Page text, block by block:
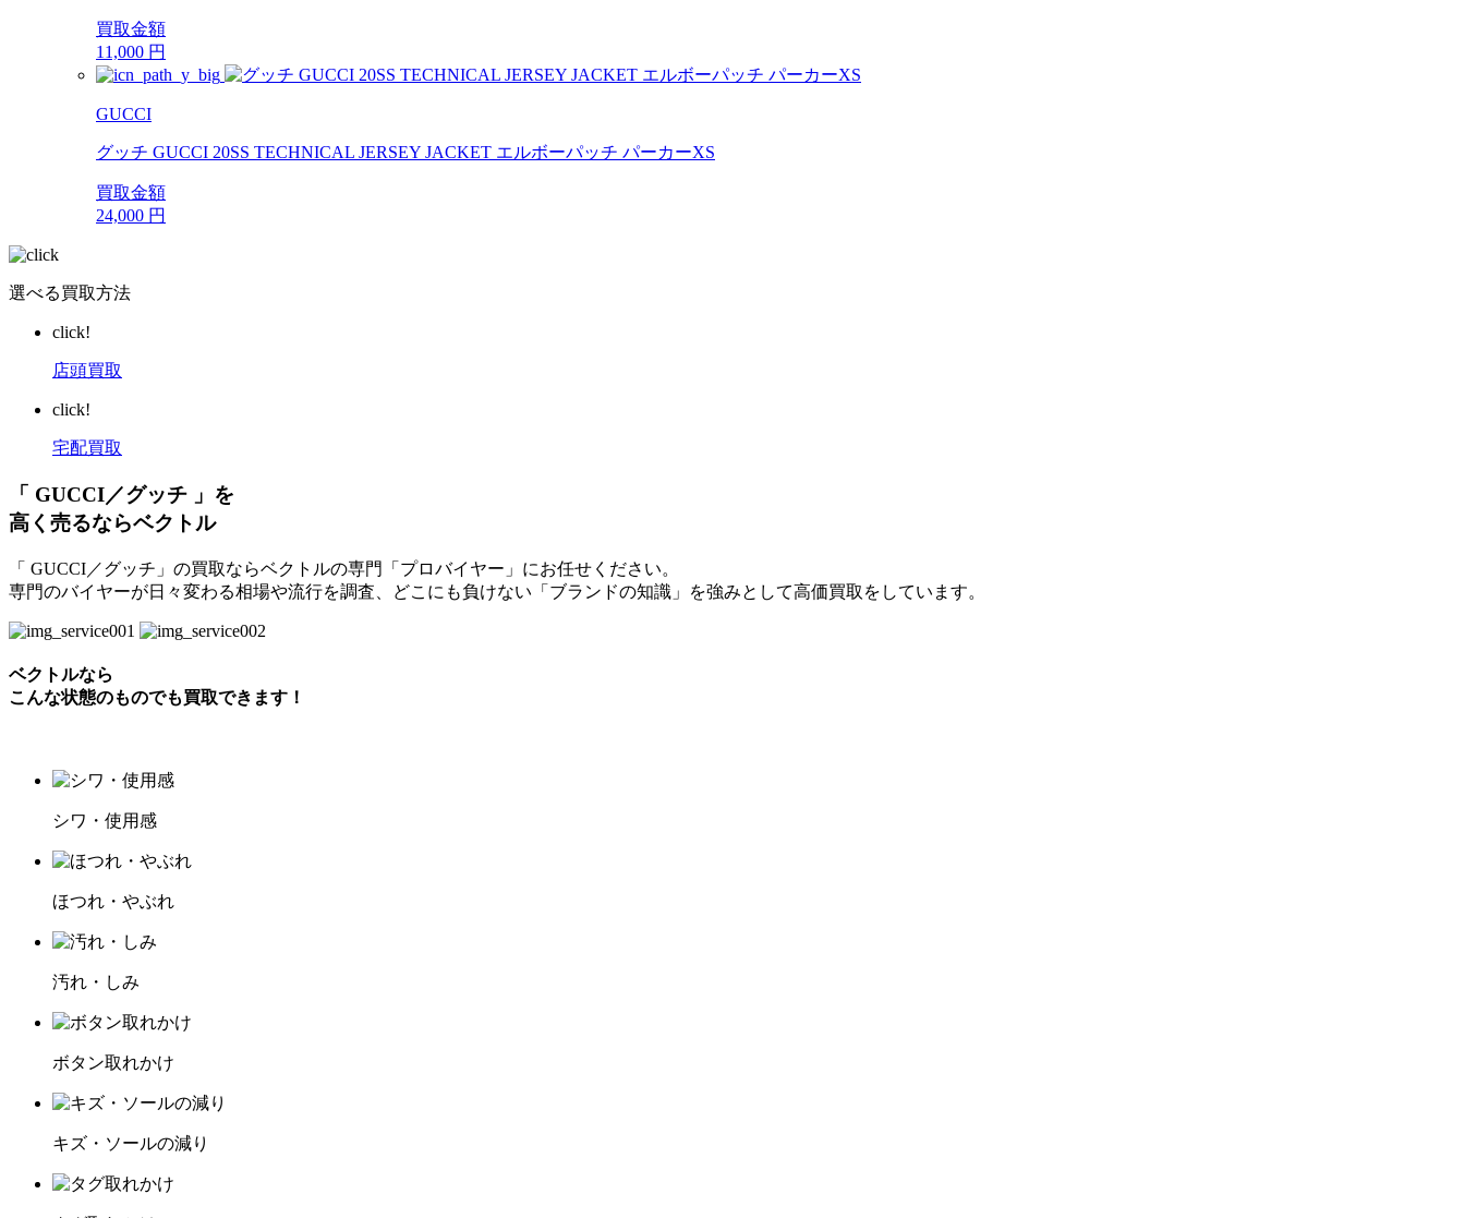
買取金額
11,000 円
GUCCI
グッチ GUCCI 20SS TECHNICAL JERSEY JACKET エルボーパッチ パーカーXS
買取金額
24,000 円
選べる買取方法
click!
店頭買取
click!
宅配買取
「 GUCCI／グッチ 」を
高く売るならベクトル
「 GUCCI／グッチ」の買取ならベクトルの専門「プロバイヤー」にお任せください。
専門のバイヤーが日々変わる相場や流行を調査、どこにも負けない「ブランドの知識」を強みとして高価買取をしています。
ベクトルなら
こんな状態のものでも買取できます！
シワ・使用感
ほつれ・やぶれ
汚れ・しみ
ボタン取れかけ
キズ・ソールの減り